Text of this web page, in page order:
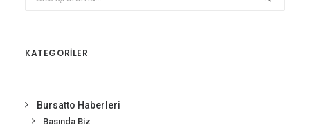
KATEGORİLER
Bursatto Haberleri
Basında Biz